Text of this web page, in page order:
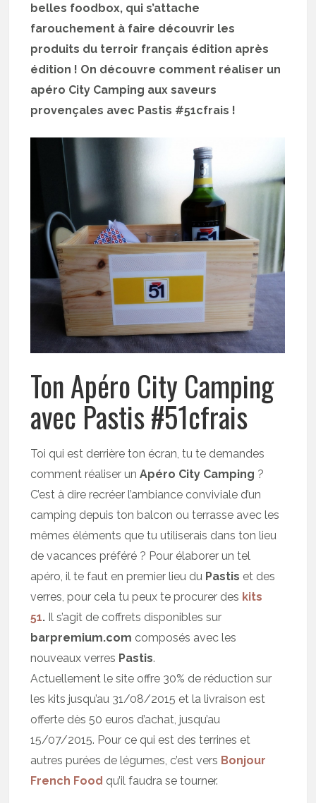
belles foodbox, qui s’attache
farouchement à faire découvrir les
produits du terroir français édition après
édition ! On découvre comment réaliser un
apéro City Camping aux saveurs
provençales avec Pastis #51cfrais !
Ton Apéro City Camping
avec Pastis #51cfrais
Toi qui est derrière ton écran, tu te demandes
comment réaliser unApéro City Camping ?
C’est à dire recréer l’ambiance conviviale d’un
camping depuis ton balcon ou terrasse avec les
mêmes éléments que tu utiliserais dans ton lieu
de vacances préféré ? Pour élaborer un tel
apéro, il te faut en premier lieu du Pastis et des
verres, pour cela tu peux te procurer des kits
51. Il s’agit de coffrets disponibles sur
barpremium.com composés avec les
nouveaux verres Pastis.
Actuellement le site offre 30% de réduction sur
les kits jusqu’au 31/08/2015 et la livraison est
offerte dès 50 euros d’achat, jusqu’au
15/07/2015. Pour ce qui est des terrines et
autres purées de légumes, c’est vers Bonjour
French Food qu’il faudra se tourner.